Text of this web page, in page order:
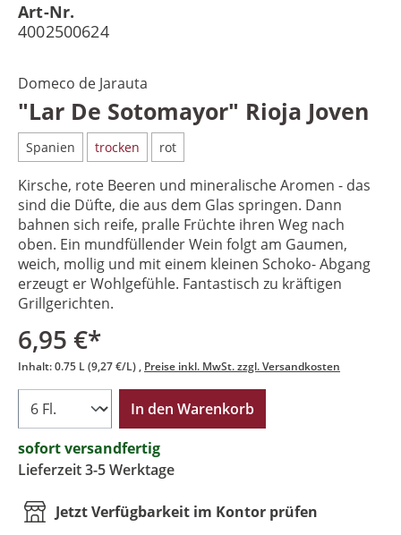
Art-Nr.
4002500624
Domeco de Jarauta
"Lar De Sotomayor" Rioja Joven
Spanien trocken rot
Kirsche, rote Beeren und mineralische Aromen - das
sind die Düfte, die aus dem Glas springen. Dann
bahnen sich reife, pralle Früchte ihren Weg nach
oben. Ein mundfüllender Wein folgt am Gaumen,
weich, mollig und mit einem kleinen Schoko- Abgang
erzeugt er Wohlgefühle. Fantastisch zu kräftigen
Grillgerichten.
6,95 €*
Inhalt:0.75 L(9,27 €/L) Preise inkl. MwSt. zzgl. Versandkosten
In den Warenkorb
sofort versandfertig
Lieferzeit 3-5 Werktage
Jetzt Verfügbarkeit im Kontor prüfen